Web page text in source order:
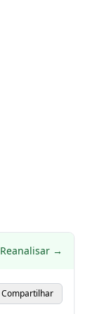
Reanalisar →
Compartilhar